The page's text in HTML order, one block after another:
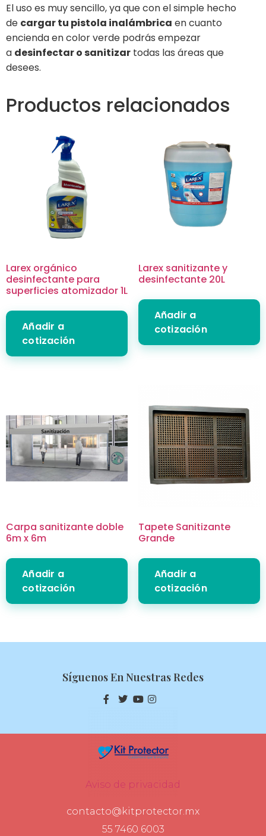
El uso es muy sencillo, ya que con el simple hecho
de cargar tu pistola inalámbrica en cuanto
encienda en color verde podrás empezar
a desinfectar o sanitizar todas las áreas que
desees.
Productos relacionados
Larex orgánico
desinfectante para
superficies atomizador 1L
Añadir a
cotización
Larex sanitizante y
desinfectante 20L
Añadir a
cotización
Carpa sanitizante doble
6m x 6m
Añadir a
cotización
Tapete Sanitizante
Grande
Añadir a
cotización
Síguenos En Nuestras Redes
Aviso de privacidad
contacto@kitprotector.mx
55 7460 6003